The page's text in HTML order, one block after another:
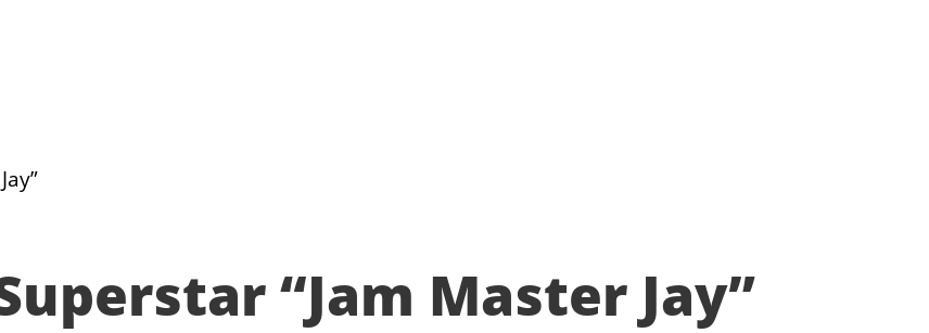
“Jam Master Jay”